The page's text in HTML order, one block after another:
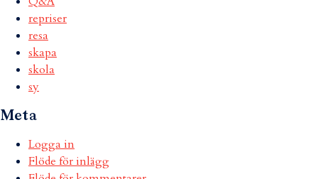
repriser
resa
skapa
skola
sy
Meta
Logga in
Flöde för inlägg